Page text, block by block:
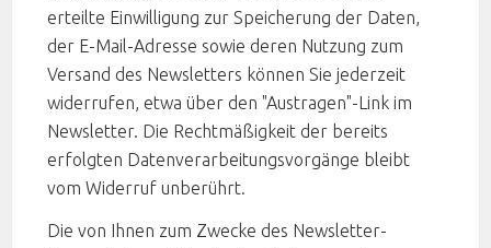
erteilte Einwilligung zur Speicherung der Daten,
der E-Mail-Adresse sowie deren Nutzung zum
Versand des Newsletters können Sie jederzeit
widerrufen, etwa über den "Austragen"-Link im
Newsletter. Die Rechtmäßigkeit der bereits
erfolgten Datenverarbeitungsvorgänge bleibt
vom Widerruf unberührt.
Die von Ihnen zum Zwecke des Newsletter-